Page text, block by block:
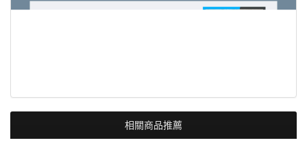
相關商品推薦